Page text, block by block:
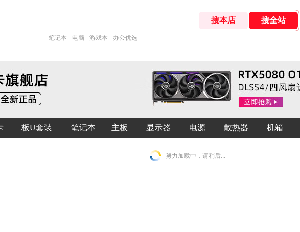
笔记本 电脑 游戏本 办公优选
散热器 机箱
显示器 电源
板U套装 主板
笔记本
努力加载中，请稍后...